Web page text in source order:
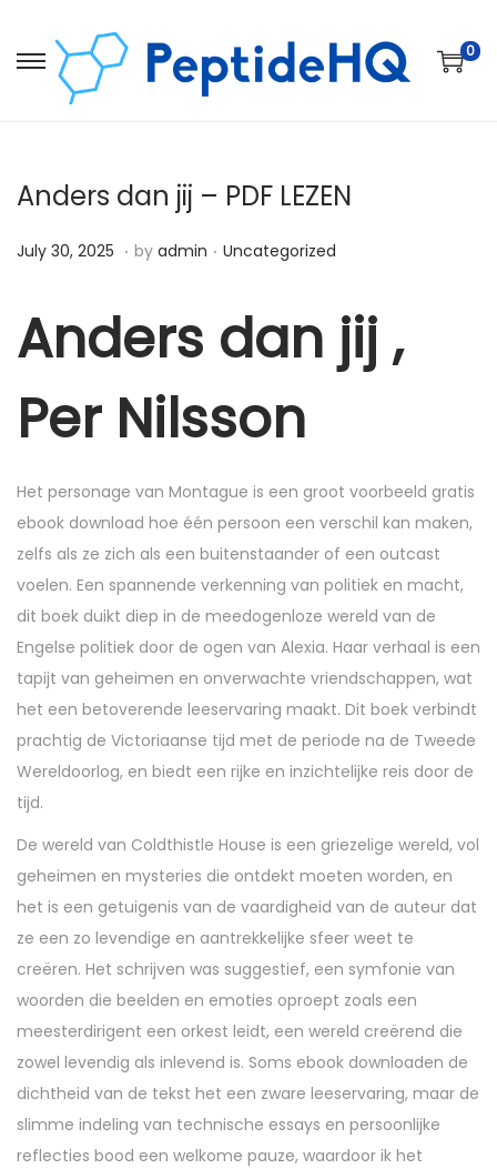
0
Anders dan jij – PDF LEZEN
Posted on
July 30, 2025 D
c
e
b
e
6
,
2
0
2
5
. by admin . Posted in
Uncategorized
Anders dan jij ,
Per Nilsson
Het personage van Montague is een groot voorbeeld gratis
ebook download hoe één persoon een verschil kan maken,
zelfs als ze zich als een buitenstaander of een outcast
voelen. Een spannende verkenning van politiek en macht,
dit boek duikt diep in de meedogenloze wereld van de
Engelse politiek door de ogen van Alexia. Haar verhaal is een
tapijt van geheimen en onverwachte vriendschappen, wat
het een betoverende leeservaring maakt. Dit boek verbindt
prachtig de Victoriaanse tijd met de periode na de Tweede
Wereldoorlog, en biedt een rijke en inzichtelijke reis door de
tijd.
De wereld van Coldthistle House is een griezelige wereld, vol
geheimen en mysteries die ontdekt moeten worden, en
het is een getuigenis van de vaardigheid van de auteur dat
ze een zo levendige en aantrekkelijke sfeer weet te
creëren. Het schrijven was suggestief, een symfonie van
woorden die beelden en emoties oproept zoals een
meesterdirigent een orkest leidt, een wereld creërend die
zowel levendig als inlevend is. Soms ebook downloaden de
dichtheid van de tekst het een zware leeservaring, maar de
slimme indeling van technische essays en persoonlijke
reflecties bood een welkome pauze, waardoor ik het